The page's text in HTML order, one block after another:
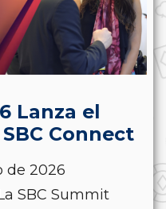
Lanza el
Connect
de 2026
SBC Summit